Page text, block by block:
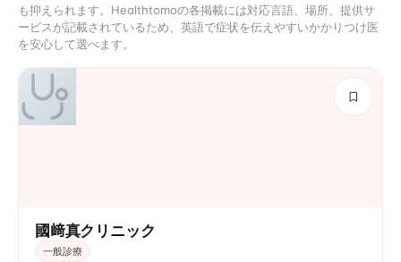
も抑えられます。Healthtomoの各掲載には対応言語、場所、提供サ
ービスが記載されているため、英語で症状を伝えやすいかかりつけ医
を安心して選べます。
國﨑真クリニック
一般診療